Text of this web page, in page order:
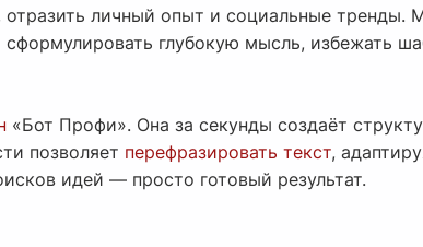
личный опыт и социальные тренды.
глубокую мысль, избежать
«Бот Профи». Она за секунды создаёт
позволяет перефразировать текст,
идей — просто готовый результат.